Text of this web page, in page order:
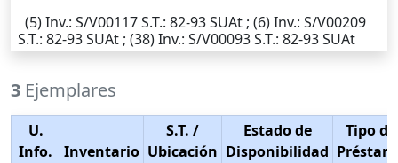
(5)Inv.: S/V00117S.T.: 82-93 SUAt ; (6)Inv.: S/V00209
S.T.: 82-93 SUAt ; (38)Inv.: S/V00093S.T.: 82-93 SUAt
3 Ejemplares
U.
Info.
Inventario
S.T. /
Ubicación
Estado de
Disponibilidad
Tipo de